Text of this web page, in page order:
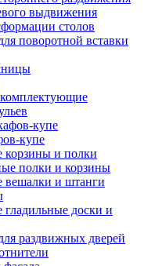
выдвижения
столов
поворотной вставки
купе
купе
и полки
полки и корзины
и штанги
доски и
раздвижных дверей